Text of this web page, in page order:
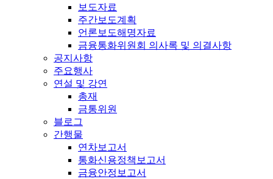
보도자료
주간보도계획
언론보도해명자료
금융통화위원회 의사록 및 의결사항
공지사항
주요행사
연설 및 강연
총재
금통위원
블로그
간행물
연차보고서
통화신용정책보고서
금융안정보고서